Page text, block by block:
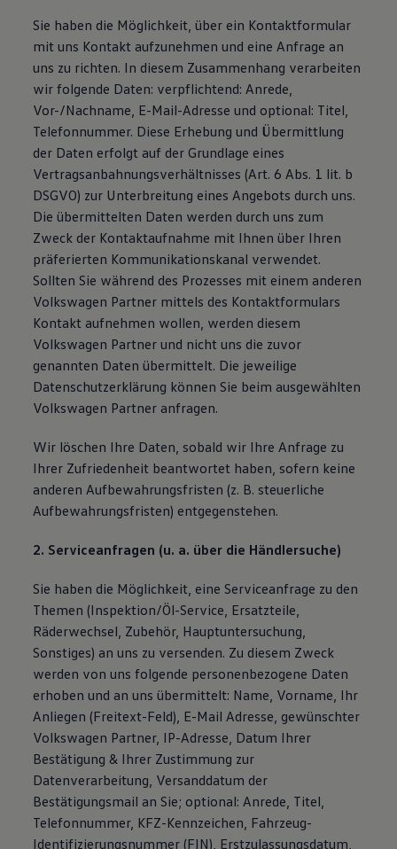
Sie haben die Möglichkeit, über ein Kontaktformular
mit uns Kontakt aufzunehmen und eine Anfrage an
uns zu richten. In diesem Zusammenhang verarbeiten
wir folgende Daten: verpflichtend: Anrede,
Vor-/Nachname, E-Mail-Adresse und optional: Titel,
Telefonnummer. Diese Erhebung und Übermittlung
der Daten erfolgt auf der Grundlage eines
Vertragsanbahnungsverhältnisses (Art. 6 Abs. 1 lit. b
DSGVO) zur Unterbreitung eines Angebots durch uns.
Die übermittelten Daten werden durch uns zum
Zweck der Kontaktaufnahme mit Ihnen über Ihren
präferierten Kommunikationskanal verwendet.
Sollten Sie während des Prozesses mit einem anderen
Volkswagen Partner mittels des Kontaktformulars
Kontakt aufnehmen wollen, werden diesem
Volkswagen Partner und nicht uns die zuvor
genannten Daten übermittelt. Die jeweilige
Datenschutzerklärung können Sie beim ausgewählten
Volkswagen Partner anfragen.
Wir löschen Ihre Daten, sobald wir Ihre Anfrage zu
Ihrer Zufriedenheit beantwortet haben, sofern keine
anderen Aufbewahrungsfristen (z. B. steuerliche
Aufbewahrungsfristen) entgegenstehen.
2. Serviceanfragen (u. a. über die Händlersuche)
Sie haben die Möglichkeit, eine Serviceanfrage zu den
Themen (Inspektion/Öl-Service, Ersatzteile,
Räderwechsel, Zubehör, Hauptuntersuchung,
Sonstiges) an uns zu versenden. Zu diesem Zweck
werden von uns folgende personenbezogene Daten
erhoben und an uns übermittelt: Name, Vorname, Ihr
Anliegen (Freitext-Feld), E-Mail Adresse, gewünschter
Volkswagen Partner, IP-Adresse, Datum Ihrer
Bestätigung & Ihrer Zustimmung zur
Datenverarbeitung, Versanddatum der
Bestätigungsmail an Sie; optional: Anrede, Titel,
Telefonnummer, KFZ-Kennzeichen, Fahrzeug-
Identifizierungsnummer (FIN), Erstzulassungsdatum,